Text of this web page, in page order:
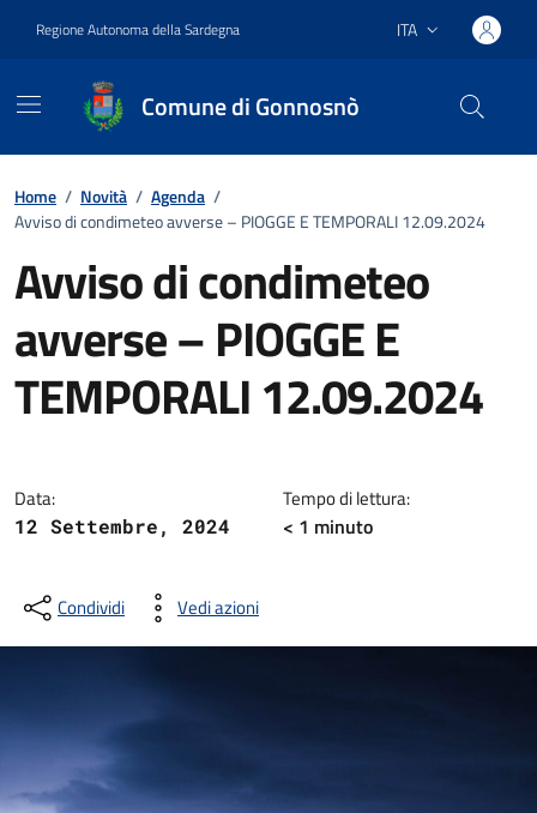
Regione Autonoma della Sardegna Lingua attiva:
ITA
Comune di Gonnosnò
Home / Novità / Agenda /
Avviso di condimeteo avverse – PIOGGE E TEMPORALI 12.09.2024
Avviso di condimeteo
avverse – PIOGGE E
TEMPORALI 12.09.2024
Data:
12 Settembre, 2024
Tempo di lettura:
< 1 minuto
Condividi Vedi azioni